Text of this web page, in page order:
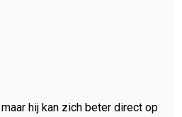
hij kan zich beter direct op